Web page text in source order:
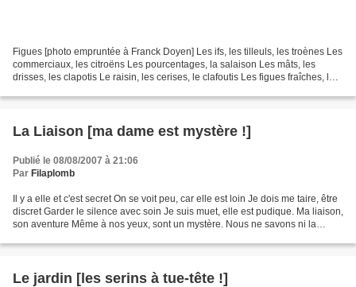
Figues [photo empruntée à Franck Doyen] Les ifs, les tilleuls, les troènes Les
commerciaux, les citroëns Les pourcentages, la salaison Les mâts, les
drisses, les clapotis Le raisin, les cerises, le clafoutis Les figues fraîches, les
La Liaison [ma dame est mystère !]
Publié le 08/08/2007 à 21:06
Par Filaplomb
Il y a elle et c'est secret On se voit peu, car elle est loin Je dois me taire, être
discret Garder le silence avec soin Je suis muet, elle est pudique. Ma liaison,
son aventure Même à nos yeux, sont un mystère. Nous ne savons ni la
Le jardin [les serins à tue-tête !]